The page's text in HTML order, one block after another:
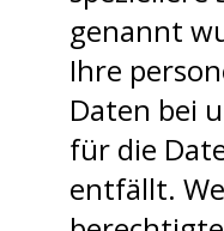
genannt
Ihre
Daten bei
für die
entfällt.